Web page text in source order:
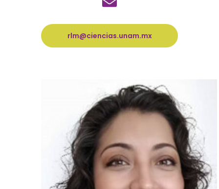
rlm@ciencias.unam.mx